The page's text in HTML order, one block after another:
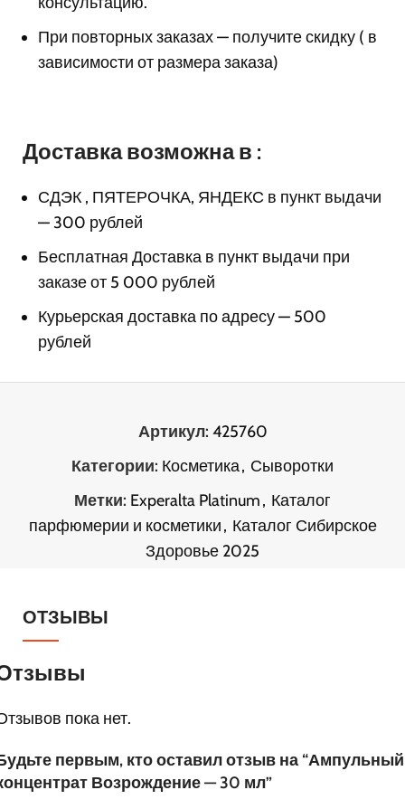
При повторных заказах — получите скидку ( в
зависимости от размера заказа)
Доставка возможна в :
СДЭК , ПЯТЕРОЧКА, ЯНДЕКС в пункт выдачи
— 300 рублей
Бесплатная Доставка в пункт выдачи при
заказе от 5 000 рублей
Курьерская доставка по адресу — 500
рублей
Артикул: 425760
Категории: Косметика, Сыворотки
Метки: Experalta Platinum, Каталог
парфюмерии и косметики, Каталог Сибирское
Здоровье 2025
ОТЗЫВЫ
пока нет.
первым, кто оставил отзыв на “Ампульный
Возрождение — 30 мл”